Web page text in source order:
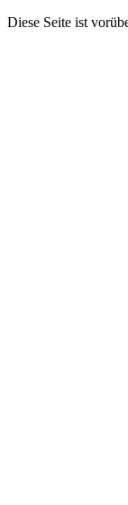
Diese Seite ist